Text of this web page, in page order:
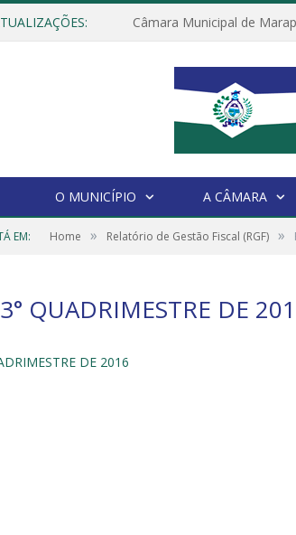
O MUNICÍPIO A CÂMARA
EM: Home » Relatório de Gestão Fiscal (RGF) »
QUADRIMESTRE DE
DE 2016